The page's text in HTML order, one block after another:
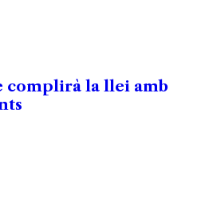
complirà la llei amb